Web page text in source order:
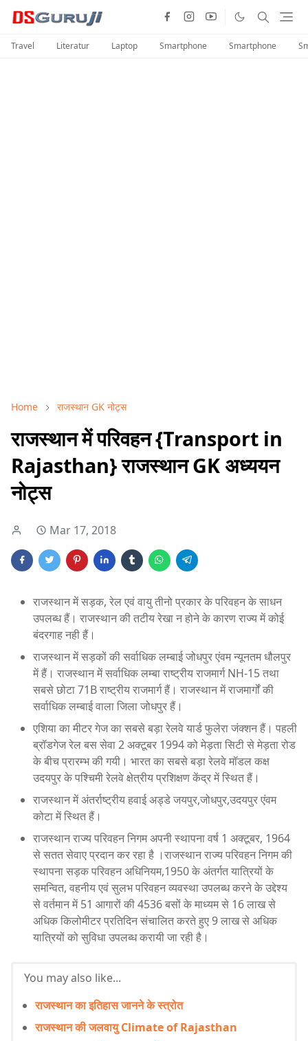
Travel Literatur Laptop Smartphone Smartphone
Home राजस्थान GK नोट्स
राजस्थान में परिवहन {Transport in
Rajasthan} राजस्थान GK अध्ययन
नोट्स
Mar 17, 2018
राजस्थान में सड़क, रेल एवं वायु तीनो प्रकार के परिवहन के साधन
उपलब्ध हैं। राजस्थान की तटीय रेखा न होने के कारण राज्य में कोई
बंदरगाह नही हैं।
राजस्थान में सड़कों की सर्वाधिक लम्बाई जोधपुर एंवम न्यूनतम धौलपुर
में हैं। राजस्थान में सर्वाधिक लम्बा राष्ट्रीय राजमार्ग NH-15 तथा
सबसे छोटा 71B राष्ट्रीय राजमार्ग हैं। राजस्थान में राजमार्गों की
सर्वाधिक लम्बाई वाला जिला जोधपुर हैं।
एशिया का मीटर गेज का सबसे बड़ा रेलवे यार्ड फुलेरा जंक्शन हैं। पहली
ब्रॉडगेज रेल बस सेवा 2 अक्टूबर 1994 को मेड़ता सिटी से मेड़ता रोड
के बीच प्रारम्भ की गयी। भारत का सबसे बड़ा रेलवे मॉडल कक्ष
उदयपुर के पश्चिमी रेलवे क्षेत्रीय प्रशिक्षण केंद्र में स्थित हैं।
राजस्थान में अंतर्राष्ट्रीय हवाई अड्डे जयपुर,जोधपुर,उदयपुर एंवम
कोटा में स्थित हैं।
राजस्थान राज्य परिवहन निगम अपनी स्थापना वर्ष 1 अक्टूबर, 1964
से सतत सेवाए प्रदान कर रहा है ।राजस्थान राज्य परिवहन निगम की
स्थापना सड़क परिवहन अधिनियम,1950 के अंतर्गत यात्रियों के
समन्वित, वहनीय एवं सुलभ परिवहन व्यवस्था उपलब्ध करने के उद्देश्य
से वर्तमान में 51 आगारों की 4536 बसों के माध्यम से 16 लाख से
अधिक किलोमीटर प्रतिदिन संचालित करते हुए 9 लाख से अधिक
यात्रियों को सुविधा उपलब्ध करायी जा रही है।
You may also like...
राजस्थान का इतिहास जानने के स्त्रोत
राजस्थान की जलवायु Climate of Rajasthan